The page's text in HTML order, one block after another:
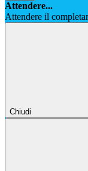
Attendere...
Attendere il
Chiudi